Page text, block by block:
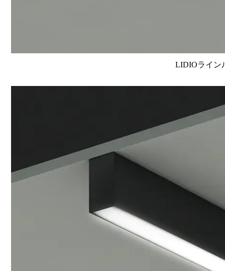
LIDIOライン